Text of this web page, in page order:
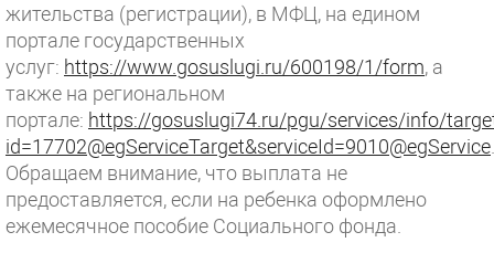
жительства (регистрации), в МФЦ, на едином
портале государственных
услуг: https://www.gosuslugi.ru/600198/1/form, а
также на региональном
портале: https://gosuslugi74.ru/pgu/services/info/
id=17702@egServiceTarget&serviceId=9010@egService
Обращаем внимание, что выплата не
предоставляется, если на ребенка оформлено
ежемесячное пособие Социального фонда.